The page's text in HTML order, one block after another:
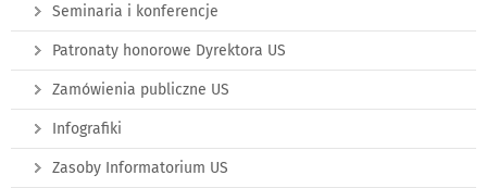
Seminaria i konferencje
Patronaty honorowe Dyrektora US
Zamówienia publiczne US
Infografiki
Zasoby Informatorium US